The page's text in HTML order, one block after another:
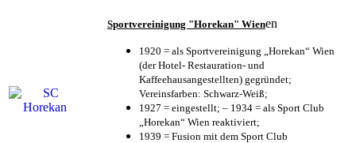
Sportvereinigung "Horekan" Wienen
1920 = als Sportvereinigung „Horekan“ Wien
(der Hotel- Restauration- und
Kaffeehausangestellten) gegründet;
Vereinsfarben: Schwarz-Weiß;
1927 = eingestellt; – 1934 = als Sport Club
„Horekan“ Wien reaktiviert;
1939 = Fusion mit dem Sport Club